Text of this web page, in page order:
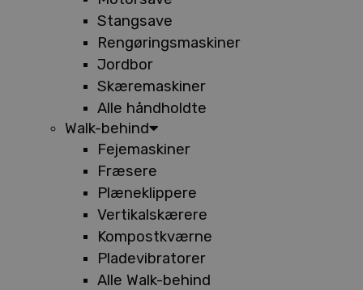
Stangsave
Rengøringsmaskiner
Jordbor
Skæremaskiner
Alle håndholdte
Walk-behind
Fejemaskiner
Fræsere
Plæneklippere
Vertikalskærere
Kompostkværne
Pladevibratorer
Alle Walk-behind